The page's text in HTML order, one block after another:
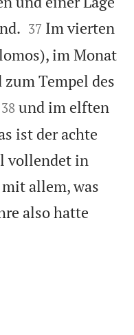


37 Im vierten
im Monat
zum Tempel des


38 und im elften
ist der achte
vollendet in
allem, was
also hatte